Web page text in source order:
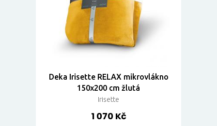
Deka Irisette RELAX mikrovlákno
150x200 cm žlutá
Irisette
1 070 Kč